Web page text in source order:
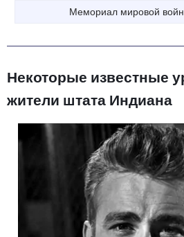
Мемориал мировой
Некоторые известные
жители штата Индиана